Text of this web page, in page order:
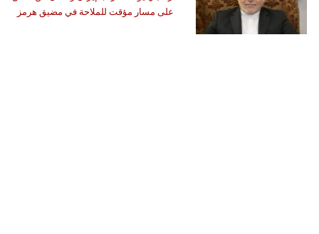
على مسار مؤقت للملاحة في مضيق هرمز